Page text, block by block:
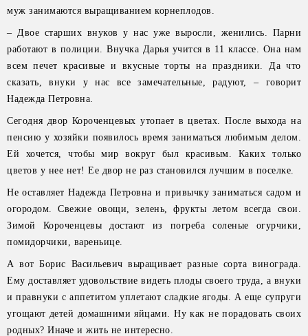
муж занимаются выращиванием корнеплодов.
– Двое старших внуков у нас уже выросли, женились. Парни
работают в полиции. Внучка Дарья учится в 11 классе. Она нам
всем печет красивые и вкусные торты на праздники. Да что
сказать, внуки у нас все замечательные, радуют, – говорит
Надежда Петровна.
Сегодня двор Короченцевых утопает в цветах. После выхода на
пенсию у хозяйки появилось время заниматься любимым делом.
Ей хочется, чтобы мир вокруг был красивым. Каких только
цветов у нее нет! Ее двор не раз становился лучшим в поселке.
Не оставляет Надежда Петровна и привычку заниматься садом и
огородом. Свежие овощи, зелень, фрукты летом всегда свои.
Зимой Короченцевы достают из погреба соленые огурчики,
помидорчики, вареньице.
А вот Борис Васильевич выращивает разные сорта винограда.
Ему доставляет удовольствие видеть плоды своего труда, а внуки
и правнуки с аппетитом уплетают сладкие ягоды. А еще супруги
угощают детей домашними яйцами. Ну как не порадовать своих
родных? Иначе и жить не интересно.